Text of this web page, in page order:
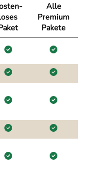
Alle
Premium
Pakete